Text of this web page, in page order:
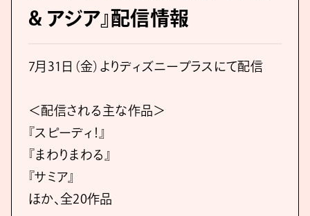
& アジア』配信情報
7月31日（金）よりディズニープラスにて配信
＜配信される主な作品＞
『スピーディ！』
『まわりまわる』
『サミア』
ほか、全20作品